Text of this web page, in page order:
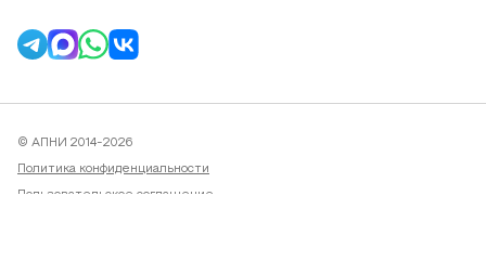
© АПНИ 2014-2026
Политика конфиденциальности
Пользовательское соглашение